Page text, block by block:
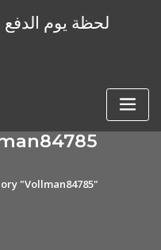
لحظة يوم
"Vollman84785"